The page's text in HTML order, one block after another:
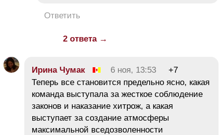
Ответить
2 ответа →
Ирина Чумак 6 ноя, 13:53
+7
Теперь все становится предельно ясно, какая
команда выступала за жесткое соблюдение
законов и наказание хитрож, а какая
выступает за создание атмосферы
максимальной вседозволенности